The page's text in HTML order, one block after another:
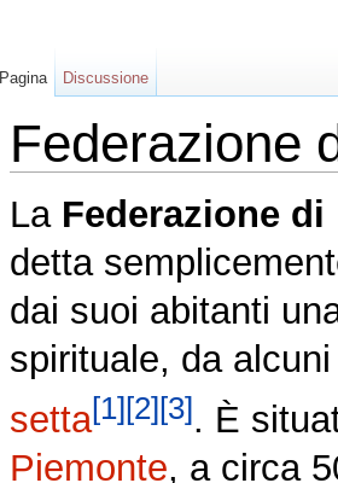
Federazione
La Federazione di
detta
dai suoi abitanti
spirituale, da
setta[1][2][3]. È
Piemonte, a circa
Pagina Discussione